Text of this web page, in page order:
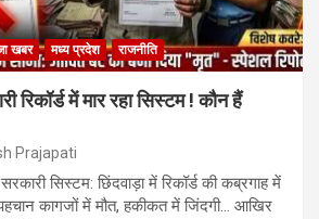
खबर मध्य प्रदेश राजनीति
रिकॉर्ड में मार रहा सिस्टम ! कौन हैं
Prajapati
सरकारी सिस्टम: छिंदवाड़ा में रिकॉर्ड की कब्रगाह में
कागजों में मौत, हकीकत में जिंदगी… आखिर